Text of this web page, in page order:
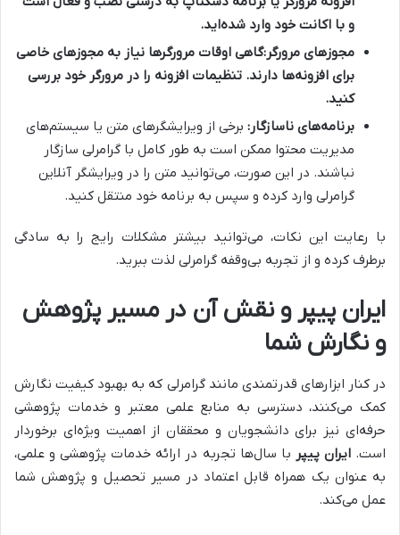
و با اکانت خود وارد شده‌اید.
مجوزهای مرورگر:گاهی اوقات مرورگرها نیاز به مجوزهای خاصی
برای افزونه‌ها دارند. تنظیمات افزونه را در مرورگر خود بررسی
کنید.
برنامه‌های ناسازگار: برخی از ویرایشگرهای متن یا سیستم‌های
مدیریت محتوا ممکن است به طور کامل با گرامرلی سازگار
نباشند. در این صورت، می‌توانید متن را در ویرایشگر آنلاین
گرامرلی وارد کرده و سپس به برنامه خود منتقل کنید.
با رعایت این نکات، می‌توانید بیشتر مشکلات رایج را به سادگی
برطرف کرده و از تجربه بی‌وقفه گرامرلی لذت ببرید.
ایران پیپر و نقش آن در مسیر پژوهش
و نگارش شما
در کنار ابزارهای قدرتمندی مانند گرامرلی که به بهبود کیفیت نگارش
کمک می‌کنند، دسترسی به منابع علمی معتبر و خدمات پژوهشی
حرفه‌ای نیز برای دانشجویان و محققان از اهمیت ویژه‌ای برخوردار
است.ایران پیپر با سال‌ها تجربه در ارائه خدمات پژوهشی و علمی،
به عنوان یک همراه قابل اعتماد در مسیر تحصیل و پژوهش شما
عمل می‌کند.